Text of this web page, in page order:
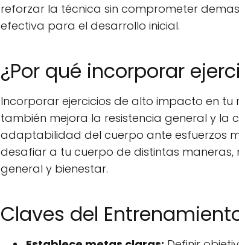
reforzar la técnica sin comprometer
efectiva para el desarrollo inicial.
¿Por qué incorporar
Incorporar ejercicios de alto impacto en tu
también mejora la resistencia general y la
adaptabilidad del cuerpo ante esfuerzos
desafiar a tu cuerpo de distintas maneras,
general y bienestar.
Claves del